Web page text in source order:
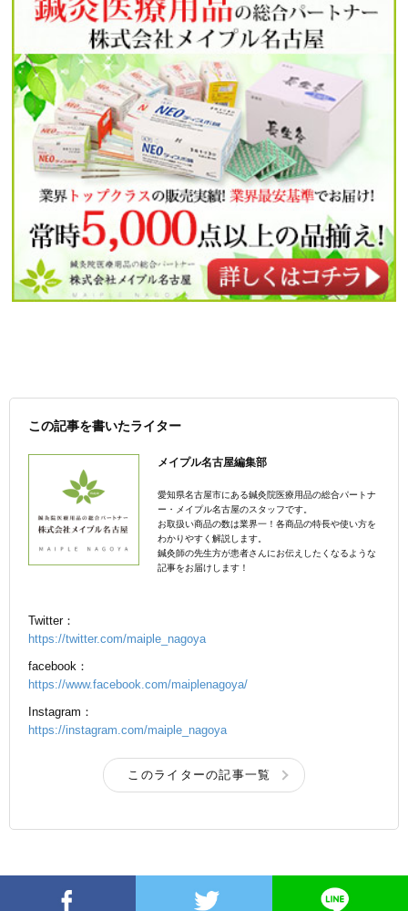
この記事を書いたライター
メイプル名古屋編集部
愛知県名古屋市にある鍼灸院医療用品の総合パートナ
ー・メイプル名古屋のスタッフです。
お取扱い商品の数は業界一！各商品の特長や使い方を
わかりやすく解説します。
鍼灸師の先生方が患者さんにお伝えしたくなるような
記事をお届けします！
Twitter：
https://twitter.com/maiple_nagoya
facebook：
https://www.facebook.com/maiplenagoya/
Instagram：
https://instagram.com/maiple_nagoya
このライターの記事一覧